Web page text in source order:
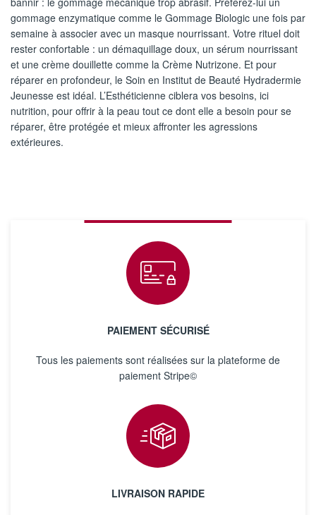
gommage enzymatique comme le Gommage Biologic une fois par
semaine à associer avec un masque nourrissant. Votre rituel doit
rester confortable : un démaquillage doux, un sérum nourrissant
et une crème douillette comme la Crème Nutrizone. Et pour
réparer en profondeur, le Soin en Institut de Beauté Hydradermie
Jeunesse est idéal. L’Esthéticienne ciblera vos besoins, ici
nutrition, pour offrir à la peau tout ce dont elle a besoin pour se
réparer, être protégée et mieux affronter les agressions
extérieures.
PAIEMENT SÉCURISÉ
Tous les paiements sont réalisées sur la plateforme de
paiement Stripe©
LIVRAISON RAPIDE